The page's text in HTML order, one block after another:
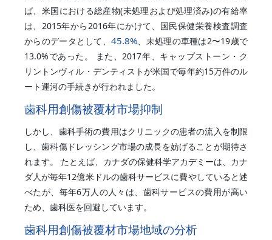
ば、米国における総産物(未処理および処理済み)の有給率
は、2015年から2016年にかけて、国民保健栄養検査調査
からのデータとして、45.8% 、未処理の車種は2〜19歳で
13.0%であった。 また、2017年、キャップストーン・ク
リントンヴィル・デンティストが米国で毎年約15万件のル
ート運河の手続きが行われました。
歯科用創傷被覆材市場抑制
しかし、歯科手術の費用はクリニックの患者の流入を制限
し、歯科傷ドレッシング市場の成長を妨げることが期待さ
れます。 たとえば、カナダの保健科学アカデミーは、カナ
ダ人が毎年12億米ドルの歯科サービスに費やしていると述
べたが、毎年6万人の人々は、歯科サービスの費用が高い
ため、歯科医を回避しています。
歯科用創傷被覆材市場地域の分析